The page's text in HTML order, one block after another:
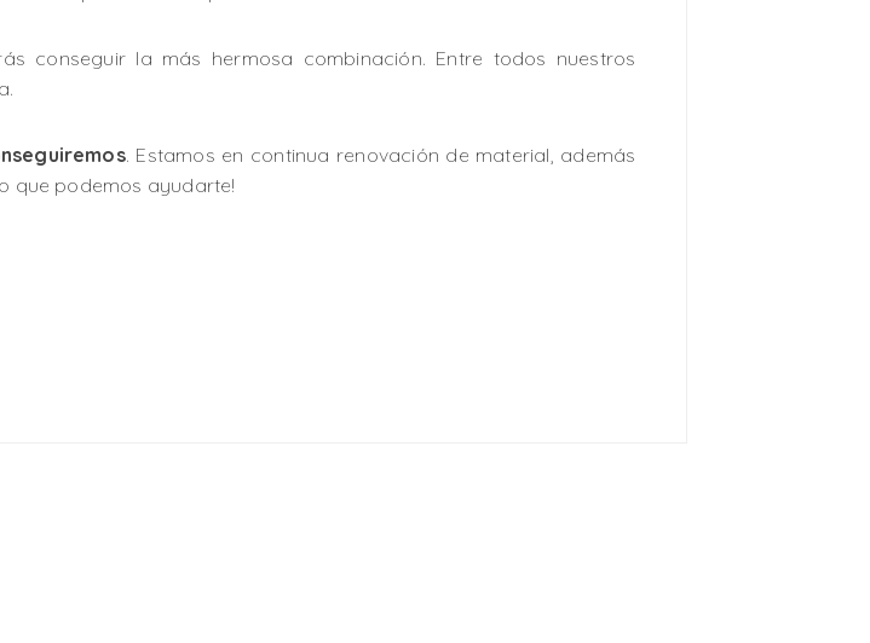
conseguir la más hermosa combinación. Entre todos nuestros
. Estamos en continua renovación de material, además
que podemos ayudarte!